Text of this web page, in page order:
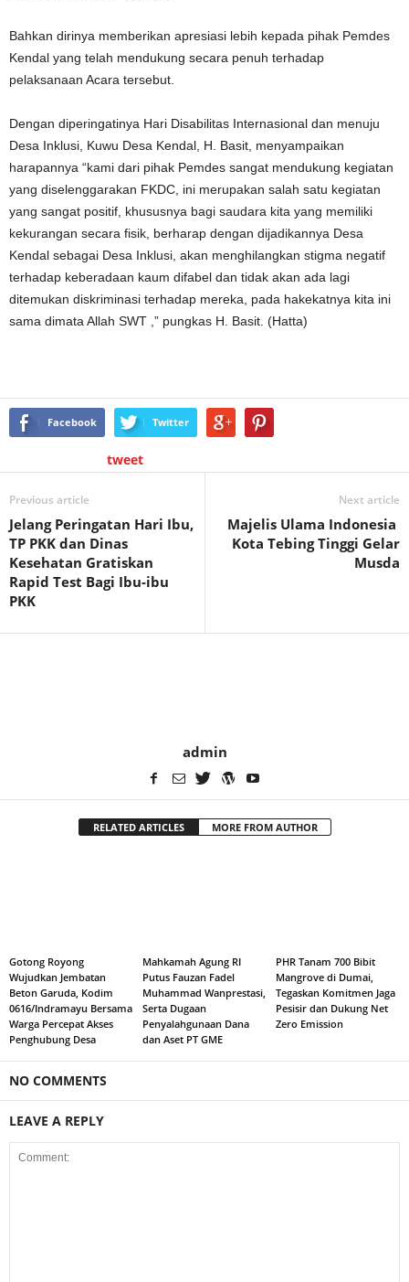
Bahkan dirinya memberikan apresiasi lebih kepada pihak Pemdes
Kendal yang telah mendukung secara penuh terhadap
pelaksanaan Acara tersebut.
Dengan diperingatinya Hari Disabilitas Internasional dan menuju
Desa Inklusi, Kuwu Desa Kendal, H. Basit, menyampaikan
harapannya “kami dari pihak Pemdes sangat mendukung kegiatan
yang diselenggarakan FKDC, ini merupakan salah satu kegiatan
yang sangat positif, khususnya bagi saudara kita yang memiliki
kekurangan secara fisik, berharap dengan dijadikannya Desa
Kendal sebagai Desa Inklusi, akan menghilangkan stigma negatif
terhadap keberadaan kaum difabel dan tidak akan ada lagi
ditemukan diskriminasi terhadap mereka, pada hakekatnya kita ini
sama dimata Allah SWT ,” pungkas H. Basit. (Hatta)
Facebook Twitter
tweet
Previous article
Jelang Peringatan Hari Ibu,
TP PKK dan Dinas
Kesehatan Gratiskan
Rapid Test Bagi Ibu-ibu
PKK
Next article
Majelis Ulama Indonesia
Kota Tebing Tinggi Gelar
Musda
admin
RELATED ARTICLES MORE FROM AUTHOR
Gotong Royong
Wujudkan Jembatan
Beton Garuda, Kodim
0616/Indramayu Bersama
Warga Percepat Akses
Penghubung Desa
Mahkamah Agung RI
Putus Fauzan Fadel
Muhammad Wanprestasi,
Serta Dugaan
Penyalahgunaan Dana
dan Aset PT GME
PHR Tanam 700 Bibit
Mangrove di Dumai,
Tegaskan Komitmen Jaga
Pesisir dan Dukung Net
Zero Emission
NO COMMENTS
LEAVE A REPLY